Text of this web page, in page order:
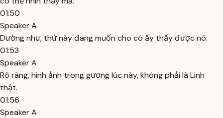
01:50
Speaker A
Dường như, thứ này đang muốn cho cô ấy thấy được nó.
01:53
Speaker A
Rõ ràng, hình ảnh trong gương lúc này, không phải là Linh
thật.
01:56
Speaker A